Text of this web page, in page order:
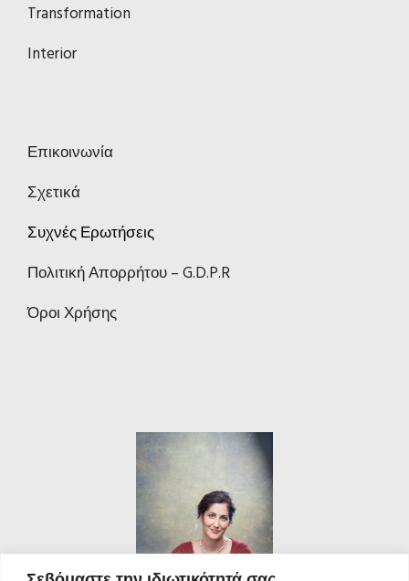
Transformation
Interior
Επικοινωνία
Σχετικά
Συχνές Ερωτήσεις
Πολιτική Απορρήτου – G.D.P.R
Όροι Χρήσης